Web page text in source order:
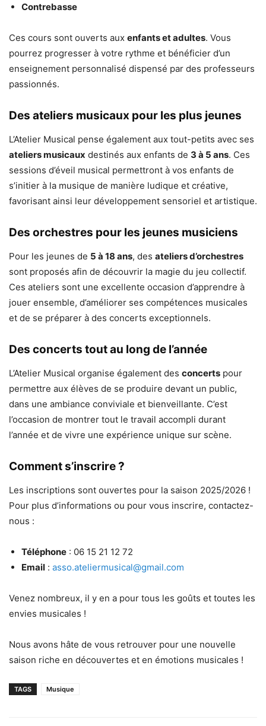
Contrebasse
Ces cours sont ouverts aux enfants et adultes. Vous
pourrez progresser à votre rythme et bénéficier d’un
enseignement personnalisé dispensé par des professeurs
passionnés.
Des ateliers musicaux pour les plus jeunes
L’Atelier Musical pense également aux tout-petits avec ses
ateliers musicaux destinés aux enfants de 3 à 5 ans. Ces
sessions d’éveil musical permettront à vos enfants de
s’initier à la musique de manière ludique et créative,
favorisant ainsi leur développement sensoriel et artistique.
Des orchestres pour les jeunes musiciens
Pour les jeunes de 5 à 18 ans, des ateliers d’orchestres
sont proposés afin de découvrir la magie du jeu collectif.
Ces ateliers sont une excellente occasion d’apprendre à
jouer ensemble, d’améliorer ses compétences musicales
et de se préparer à des concerts exceptionnels.
Des concerts tout au long de l’année
L’Atelier Musical organise également des concerts pour
permettre aux élèves de se produire devant un public,
dans une ambiance conviviale et bienveillante. C’est
l’occasion de montrer tout le travail accompli durant
l’année et de vivre une expérience unique sur scène.
Comment s’inscrire ?
Les inscriptions sont ouvertes pour la saison 2025/2026 !
Pour plus d’informations ou pour vous inscrire, contactez-
nous :
Téléphone : 06 15 21 12 72
Email : asso.ateliermusical@gmail.com
Venez nombreux, il y en a pour tous les goûts et toutes les
envies musicales !
Nous avons hâte de vous retrouver pour une nouvelle
saison riche en découvertes et en émotions musicales !
TAGS Musique